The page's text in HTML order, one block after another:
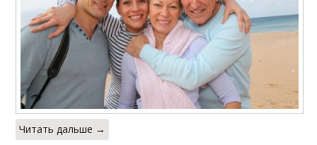
Читать дальше →